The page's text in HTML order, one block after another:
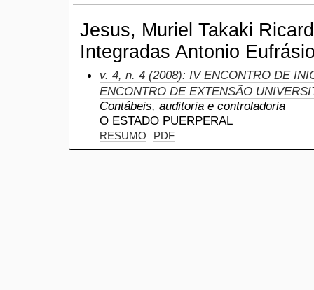
Jesus, Muriel Takaki
Integradas Antonio
v. 4, n. 4 (2008): IV ENCONTRO DE
ENCONTRO DE EXTENSÃO
Contábeis, auditoria e controladoria
O ESTADO PUERPERAL
RESUMO PDF